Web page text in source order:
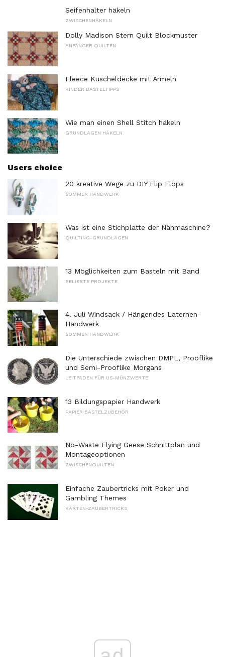
Seifenhalter häkeln
ZWISCHENHÄKELN
Dolly Madison Stern Quilt Blockmuster
ANFÄNGER QUILTEN
Fleece Kuscheldecke mit Ärmeln
KINDER BASTELTIPPS
Wie man einen Shell Stitch häkeln
GRUNDLAGEN HÄKELN
Users choice
20 kreative Wege zu DIY Flip Flops
SOMMER HANDWERK
Was ist eine Stichplatte der Nähmaschine?
QUILTING-GRUNDLAGEN
13 Möglichkeiten zum Basteln mit Band
BELIEBTE PROJEKTE
4. Juli Windsack / Hängendes Laternen-
Handwerk
SOMMER HANDWERK
Die Unterschiede zwischen DMPL, Prooflike
und Semi-Prooflike Morgans
LEITFADEN FÜR US-MÜNZWERTE
13 Bildungspapier Handwerk
PAPIER BASTELZUBEHÖR
No-Waste Flying Geese Schnittplan und
Montageoptionen
ZWISCHENQUILTEN
Einfache Zaubertricks mit Poker und
Gambling Themes
KARTEN-ZAUBERTRICKS